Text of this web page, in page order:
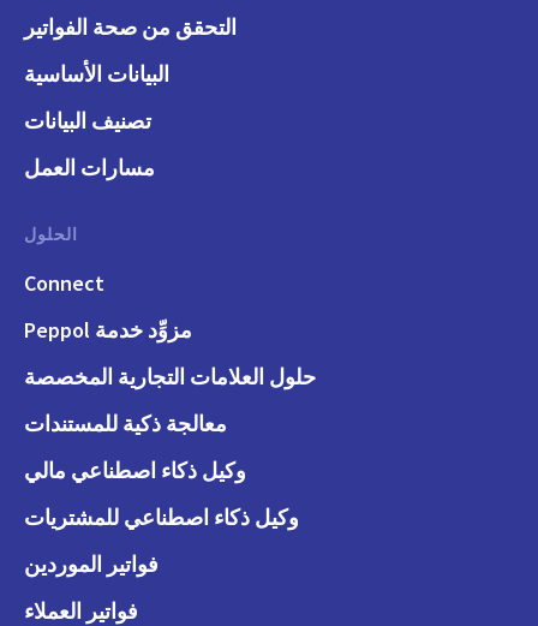
التحقق من صحة الفواتير
البيانات الأساسية
تصنيف البيانات
مسارات العمل
الحلول
Connect
مزوِّد خدمة Peppol
حلول العلامات التجارية المخصصة
معالجة ذكية للمستندات
وكيل ذكاء اصطناعي مالي
وكيل ذكاء اصطناعي للمشتريات
فواتير الموردين
فواتير العملاء